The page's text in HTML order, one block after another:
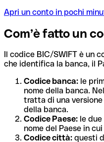
Apri un conto in pochi
Com’è fatto un
Il codice BIC/SWIFT è un
che identifica la banca, il
Codice banca: le
nome della banca.
tratta di una
della banca.
Codice Paese: le
nome del Paese in
Codice città: questi